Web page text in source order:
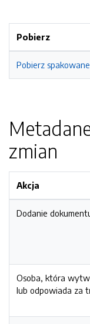
Pobierz
Pobierz
zmian
Akcja
Dodanie
Osoba, która
lub odpowiada za